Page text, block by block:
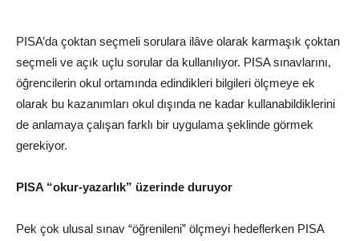
PISA’da çoktan seçmeli sorulara ilâve olarak karmaşık çoktan
seçmeli ve açık uçlu sorular da kullanılıyor. PISA sınavlarını,
öğrencilerin okul ortamında edindikleri bilgileri ölçmeye ek
olarak bu kazanımları okul dışında ne kadar kullanabildiklerini
de anlamaya çalışan farklı bir uygulama şeklinde görmek
gerekiyor.
PISA “okur-yazarlık” üzerinde duruyor
Pek çok ulusal sınav “öğrenileni” ölçmeyi hedeflerken PISA